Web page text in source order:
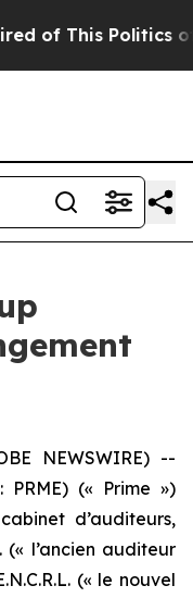
of This Politics of
NEWSWIRE) --
PRME) (« Prime »)
d’auditeurs,
(« l’ancien auditeur
(« le nouvel